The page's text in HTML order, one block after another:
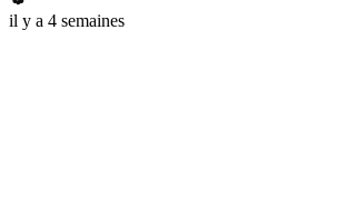
il y a 4 semaines